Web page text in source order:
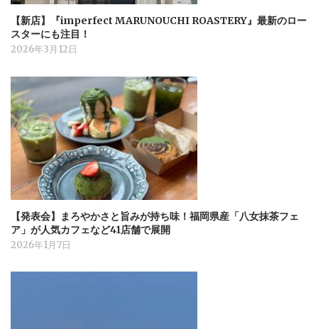
【新店】『imperfect MARUNOUCHI ROASTERY』最新のロー
スターにも注目！
2026年3月12日
【発表会】まろやかさと旨みが持ち味！福岡県産「八女抹茶フェ
ア」が人気カフェなど41店舗で展開
2026年1月7日